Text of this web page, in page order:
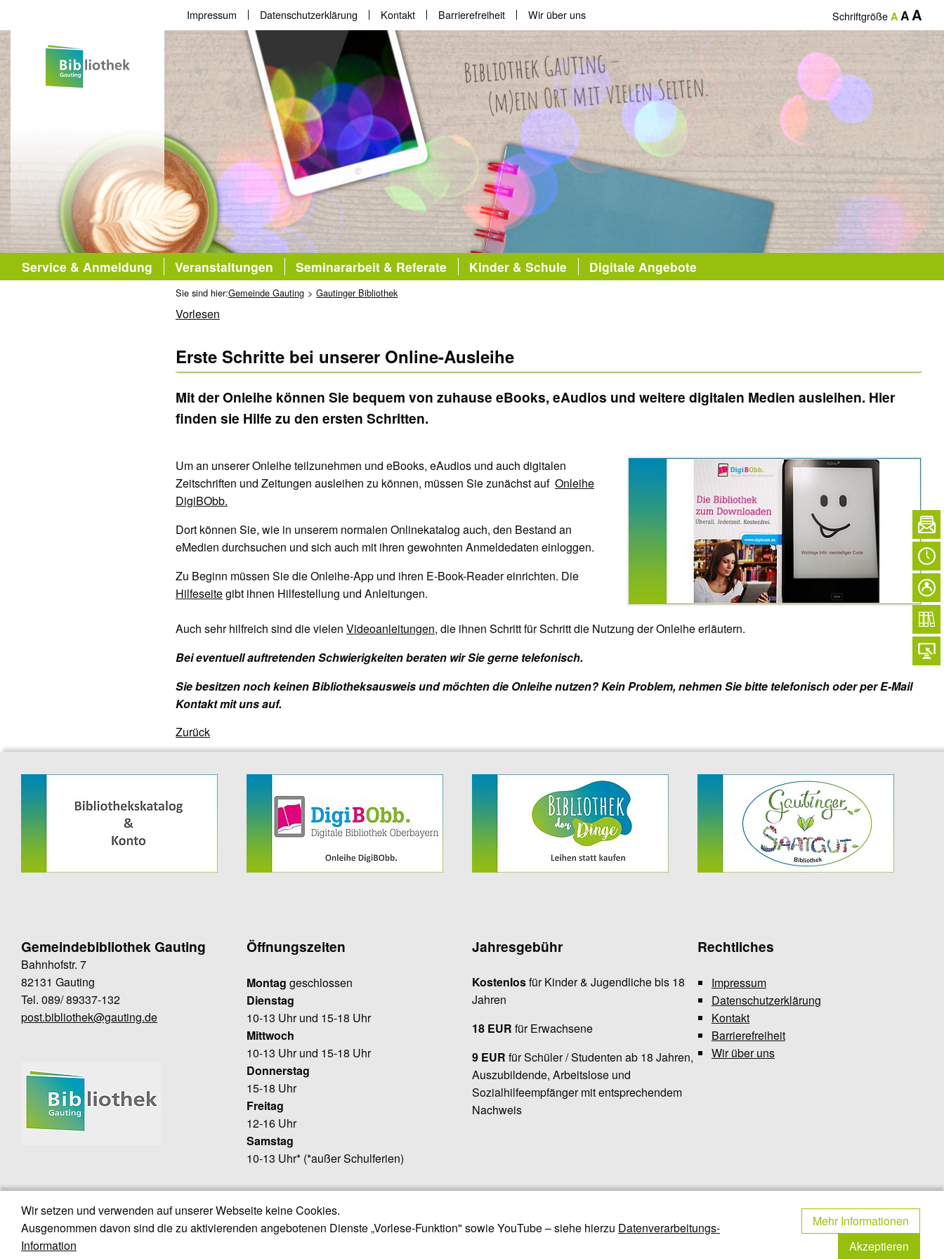
Wir setzen und verwenden auf unserer Webseite keine Cookies.
Ausgenommen davon sind die zu aktivierenden angebotenen Dienste „Vorlese-Funktion" sowie YouTube – siehe hierzu Datenverarbeitungs-
Information
Mehr Informationen
Akzeptieren
Impressum Datenschutzerklärung Kontakt Barrierefreiheit Wir über uns Schriftgröße A AA
Service & Anmeldung Veranstaltungen Seminararbeit & Referate Kinder & Schule Digitale Angebote
Sie sind hier:Gemeinde Gauting Gautinger Bibliothek
Vorlesen
Erste Schritte bei unserer Online-Ausleihe
Mit der Onleihe können Sie bequem von zuhause eBooks, eAudios und weitere digitalen Medien ausleihen. Hier
finden sie Hilfe zu den ersten Schritten.
Um an unserer Onleihe teilzunehmen und eBooks, eAudios und auch digitalen
Zeitschriften und Zeitungen ausleihen zu können, müssen Sie zunächst auf Onleihe
DigiBObb.
Dort können Sie, wie in unserem normalen Onlinekatalog auch, den Bestand an
eMedien durchsuchen und sich auch mit ihren gewohnten Anmeldedaten einloggen.
Zu Beginn müssen Sie die Onleihe-App und ihren E-Book-Reader einrichten. Die
Hilfeseitegibt ihnen Hilfestellung und Anleitungen.
Auch sehr hilfreich sind die vielen Videoanleitungen, die ihnen Schritt für Schritt die Nutzung der Onleihe erläutern.
Bei eventuell auftretenden Schwierigkeiten beraten wir Sie gerne telefonisch.
Sie besitzen noch keinen Bibliotheksausweis und möchten die Onleihe nutzen? Kein Problem, nehmen Sie bitte telefonisch oder per E-Mail
Kontakt mit uns auf.
Zurück
Gemeindebibliothek Gauting
Bahnhofstr. 7
82131 Gauting
Tel. 089/ 89337-132
post.bibliothek@gauting.de
Öffnungszeiten
Montag geschlossen
Dienstag
10-13 Uhr und 15-18 Uhr
Mittwoch
10-13 Uhr und 15-18 Uhr
Donnerstag
15-18 Uhr
Freitag
12-16 Uhr
Samstag
10-13 Uhr* (*außer Schulferien)
Jahresgebühr
Kostenlosfür Kinder & Jugendliche bis 18
Jahren
18 EUR für Erwachsene
9 EUR für Schüler / Studenten ab 18 Jahren,
Auszubildende, Arbeitslose und
Sozialhilfeempfänger mit entsprechendem
Nachweis
Rechtliches
Impressum
Datenschutzerklärung
Kontakt
Barrierefreiheit
Wir über uns
Gemeinde Gauting
Newsletter-Anmeldung
Gautinger Sommerbad
Gautinger Insel
Impressum